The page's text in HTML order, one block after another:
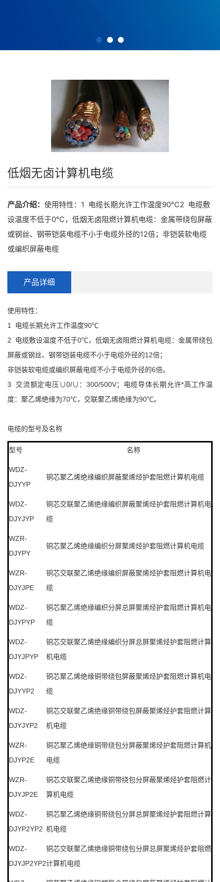
低烟无卤计算机电缆
产品介绍： 使用特性：1 电缆长期允许工作温度90℃2 电缆敷
设温度不低于0℃，低烟无卤阻燃计算机电缆：金属带绕包屏蔽
或钢丝、钢带铠装电缆不小于电缆外径的12倍；非铠装软电缆
或编织屏蔽电缆
产品详细
使用特性：
1 电缆长期允许工作温度90℃
2 电缆敷设温度不低于0℃，低烟无卤阻燃计算机电缆：金属带绕包
屏蔽或钢丝、钢带铠装电缆不小于电缆外径的12倍；
非铠装软电缆或编织屏蔽电缆不小于电缆外径的6倍。
3 交流额定电压∪0/∪：300/500V；电缆导体长期允许*高工作温
度：聚乙烯绝缘为70℃，交联聚乙烯绝缘为90℃。
电缆的型号及名称
型号 名称
WDZ-
DJYYP
铜芯聚乙烯绝缘编织屏蔽聚烯烃护套阻燃计算机电缆
WDZ-
DJYJYP
铜芯交联聚乙烯绝缘编织屏蔽聚烯烃护套阻燃计算机电
缆
WZR-
DJYPY
铜芯聚乙烯绝缘编织分屏聚烯烃护套阻燃计算机电缆
WZR-
DJYJPE
铜芯交联聚乙烯绝缘编织屏蔽聚烯烃护套阻燃计算机电
缆
WDZ-
DJYPYP
铜芯聚乙烯绝缘编织分屏总屏聚烯烃护套阻燃计算机电
缆
WDZ-
DJYJPYP
铜芯交联聚乙烯绝缘编织分屏总屏聚烯烃护套阻燃计算
机电缆
WDZ-
DJYYP2
铜芯聚乙烯绝缘铜带绕包屏蔽聚烯烃护套阻燃计算机电
缆
WDZ-
DJYJYP2
铜芯交联聚乙烯绝缘铜带绕包屏蔽聚烯烃护套阻燃计算
机电缆
WZR-
DJYP2E
铜芯聚乙烯绝缘铜带绕包分屏蔽聚烯烃护套阻燃计算机
电缆
WZR-
DJYJP2E
铜芯交联聚乙烯绝缘铜带绕包分屏蔽聚烯烃护套阻燃计
算机电缆
WDZ-
DJYP2YP2
铜芯聚乙烯绝缘铜带绕包分屏总屏聚烯烃护套阻燃计算
机电缆
WDZ-
DJYJP2YP2
铜芯交联聚乙烯绝缘铜带绕包分屏总屏聚烯烃护套阻燃
计算机电缆